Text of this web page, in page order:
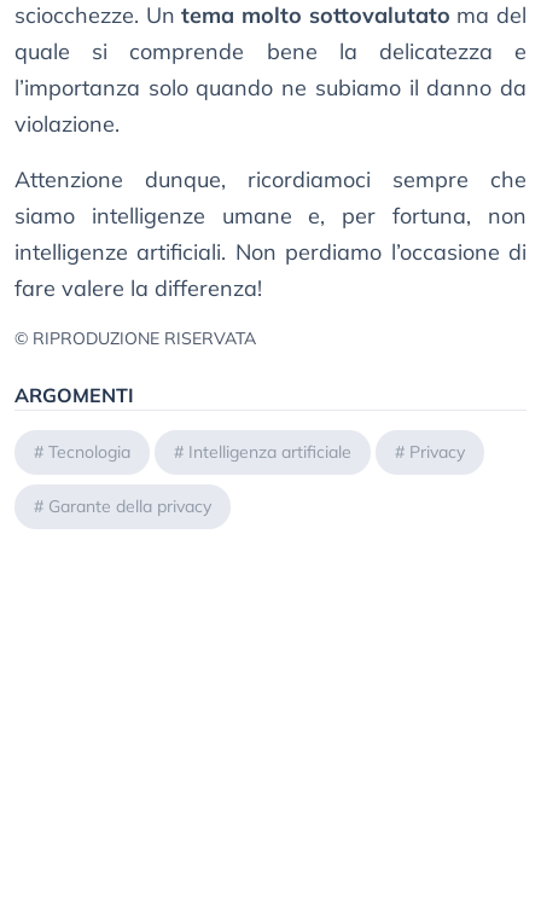
sciocchezze. Un tema molto sottovalutato ma del
quale si comprende bene la delicatezza e
l’importanza solo quando ne subiamo il danno da
violazione.
Attenzione dunque, ricordiamoci sempre che
siamo intelligenze umane e, per fortuna, non
intelligenze artificiali. Non perdiamo l’occasione di
fare valere la differenza!
© RIPRODUZIONE RISERVATA
ARGOMENTI
# Tecnologia # Intelligenza artificiale # Privacy
# Garante della privacy